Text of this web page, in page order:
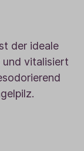
der ideale
und vitalisiert